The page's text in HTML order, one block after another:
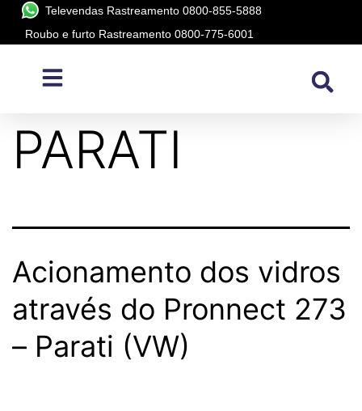
Televendas Rastreamento 0800-855-5888
Roubo e furto Rastreamento 0800-775-6001
Modelo:
PARATI
Acionamento dos vidros
através do Pronnect 273
– Parati (VW)